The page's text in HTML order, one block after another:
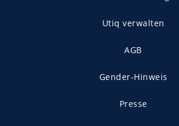
Utiq verwalten
AGB
Gender-Hinweis
Presse